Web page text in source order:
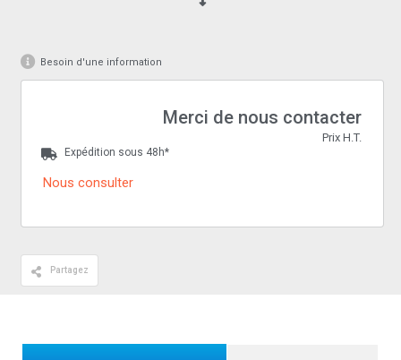
Besoin d'une information
Merci de nous contacter
Prix H.T.
Expédition sous 48h*
Nous consulter
Partagez